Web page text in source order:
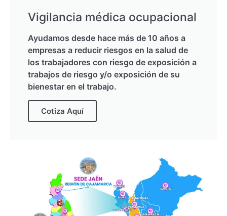
Vigilancia médica ocupacional
Ayudamos desde hace más de 10 años a
empresas a reducir riesgos en la salud de
los trabajadores con riesgo de exposición a
trabajos de riesgo y/o exposición de su
bienestar en el trabajo.
Cotiza Aquí